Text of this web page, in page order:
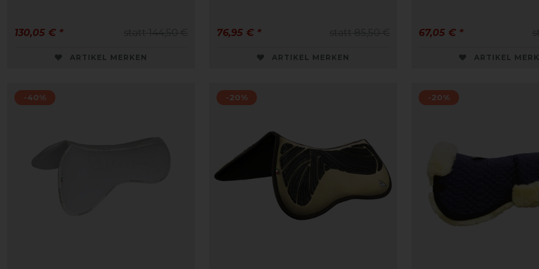
130,05 € *
ARTIKEL MERKEN
76,95 € *
ARTIKEL MERKEN
67,05 € *
ARTIKEL
-40% -20% -20%